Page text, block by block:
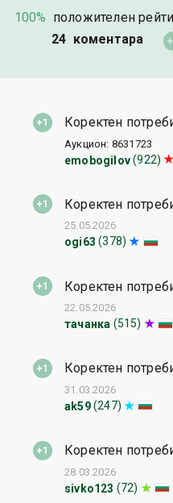
100% положителен
24 коментара
Коректен
emobogilov (922)
Аукцион: 8631723
Коректен
ogi63 (378)
25.05.2026
Коректен
тачанка (515)
22.05.2026
Коректен
ak59 (247)
31.03.2026
Коректен
sivko123 (72)
28.03.2026